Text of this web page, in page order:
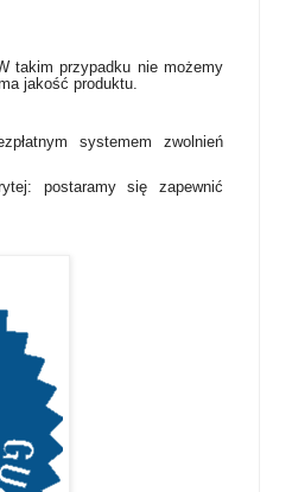
takim przypadku nie możemy
jakość produktu.
systemem zwolnień
postaramy się zapewnić